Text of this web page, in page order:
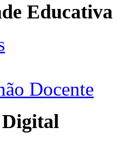
Educativa
Docente